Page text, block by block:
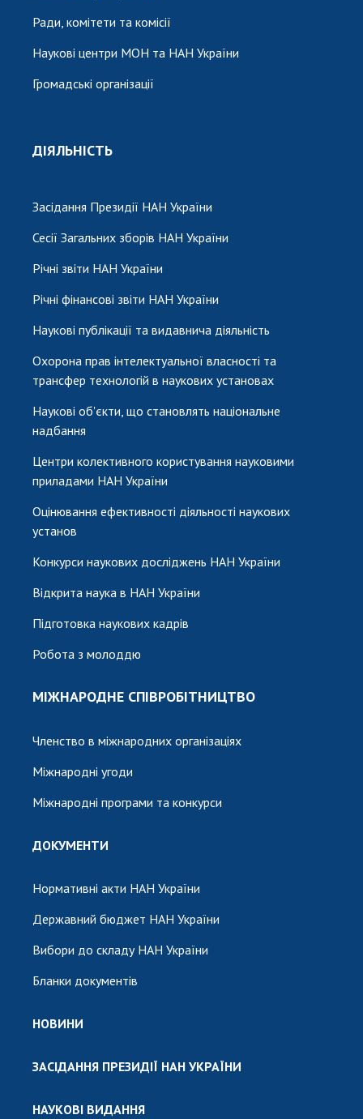
Ради, комітети та комісії
Наукові центри МОН та НАН України
Громадські організації
ДІЯЛЬНІСТЬ
Засідання Президії НАН України
Сесії Загальних зборів НАН України
Річні звіти НАН України
Річні фінансові звіти НАН України
Наукові публікації та видавнича діяльність
Охорона прав інтелектуальної власності та
трансфер технологій в наукових установах
Наукові об'єкти, що становлять національне
надбання
Центри колективного користування науковими
приладами НАН України
Оцінювання ефективності діяльності наукових
установ
Конкурси наукових досліджень НАН України
Відкрита наука в НАН України
Підготовка наукових кадрів
Робота з молоддю
МІЖНАРОДНЕ СПІВРОБІТНИЦТВО
Членство в міжнародних організаціях
Міжнародні угоди
Міжнародні програми та конкурси
ДОКУМЕНТИ
Нормативні акти НАН України
Державний бюджет НАН України
Вибори до складу НАН України
Бланки документів
НОВИНИ
ЗАСІДАННЯ ПРЕЗИДІЇ НАН УКРАЇНИ
НАУКОВІ ВИДАННЯ